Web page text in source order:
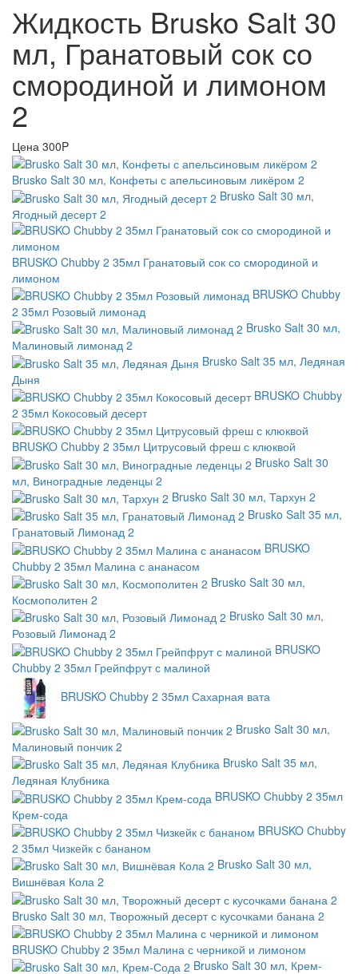
Жидкость Brusko Salt 30
мл, Гранатовый сок со
смородиной и лимоном
2
Цена 300P
Brusko Salt 30 мл, Конфеты с апельсиновым ликёром 2
Brusko Salt 30 мл,
Ягодный десерт 2
BRUSKO Chubby 2 35мл Гранатовый сок со смородиной и
лимоном
BRUSKO Chubby
2 35мл Розовый лимонад
Brusko Salt 30 мл,
Малиновый лимонад 2
Brusko Salt 35 мл, Ледяная
Дыня
BRUSKO Chubby
2 35мл Кокосовый десерт
BRUSKO Chubby 2 35мл Цитрусовый фреш с клюквой
Brusko Salt 30
мл, Виноградные леденцы 2
Brusko Salt 30 мл, Тархун 2
Brusko Salt 35 мл,
Гранатовый Лимонад 2
BRUSKO
Chubby 2 35мл Малина с ананасом
Brusko Salt 30 мл,
Космополитен 2
Brusko Salt 30 мл,
Розовый Лимонад 2
BRUSKO
Chubby 2 35мл Грейпфрут с малиной
BRUSKO Chubby 2 35мл Сахарная вата
Brusko Salt 30 мл,
Малиновый пончик 2
Brusko Salt 35 мл,
Ледяная Клубника
BRUSKO Chubby 2 35мл
Крем-сода
BRUSKO Chubby
2 35мл Чизкейк с бананом
Brusko Salt 30 мл,
Вишнёвая Кола 2
Brusko Salt 30 мл, Творожный десерт с кусочками банана 2
BRUSKO Chubby 2 35мл Малина с черникой и лимоном
Brusko Salt 30 мл, Крем-